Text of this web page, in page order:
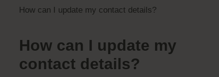
How can I update my contact details?
How can I update my
contact details?